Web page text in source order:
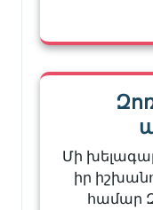
Մի
իր
համար